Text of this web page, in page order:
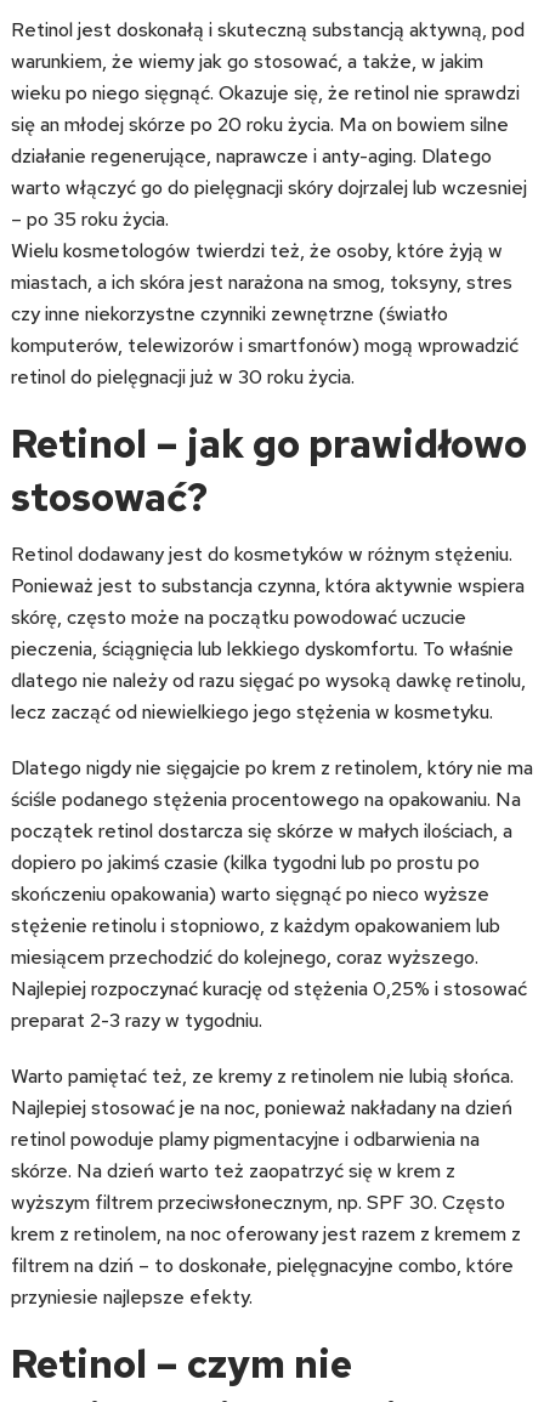
Retinol jest doskonałą i skuteczną substancją aktywną, pod
warunkiem, że wiemy jak go stosować, a także, w jakim
wieku po niego sięgnąć. Okazuje się, że retinol nie sprawdzi
się an młodej skórze po 20 roku życia. Ma on bowiem silne
działanie regenerujące, naprawcze i anty-aging. Dlatego
warto włączyć go do pielęgnacji skóry dojrzalej lub wczesniej
– po 35 roku życia.
Wielu kosmetologów twierdzi też, że osoby, które żyją w
miastach, a ich skóra jest narażona na smog, toksyny, stres
czy inne niekorzystne czynniki zewnętrzne (światło
komputerów, telewizorów i smartfonów) mogą wprowadzić
retinol do pielęgnacji już w 30 roku życia.
Retinol – jak go prawidłowo
stosować?
Retinol dodawany jest do kosmetyków w różnym stężeniu.
Ponieważ jest to substancja czynna, która aktywnie wspiera
skórę, często może na początku powodować uczucie
pieczenia, ściągnięcia lub lekkiego dyskomfortu. To właśnie
dlatego nie należy od razu sięgać po wysoką dawkę retinolu,
lecz zacząć od niewielkiego jego stężenia w kosmetyku.
Dlatego nigdy nie sięgajcie po krem z retinolem, który nie ma
ściśle podanego stężenia procentowego na opakowaniu. Na
początek retinol dostarcza się skórze w małych ilościach, a
dopiero po jakimś czasie (kilka tygodni lub po prostu po
skończeniu opakowania) warto sięgnąć po nieco wyższe
stężenie retinolu i stopniowo, z każdym opakowaniem lub
miesiącem przechodzić do kolejnego, coraz wyższego.
Najlepiej rozpoczynać kurację od stężenia 0,25% i stosować
preparat 2-3 razy w tygodniu.
Warto pamiętać też, ze kremy z retinolem nie lubią słońca.
Najlepiej stosować je na noc, ponieważ nakładany na dzień
retinol powoduje plamy pigmentacyjne i odbarwienia na
skórze. Na dzień warto też zaopatrzyć się w krem z
wyższym filtrem przeciwsłonecznym, np. SPF 30. Często
krem z retinolem, na noc oferowany jest razem z kremem z
filtrem na dziń – to doskonałe, pielęgnacyjne combo, które
przyniesie najlepsze efekty.
Retinol – czym nie